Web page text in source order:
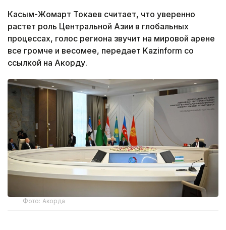
Касым-Жомарт Токаев считает, что уверенно
растет роль Центральной Азии в глобальных
процессах, голос региона звучит на мировой арене
все громче и весомее, передает Kazinform со
ссылкой на Акорду.
Фото: Акорда